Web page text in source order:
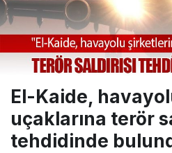
El-Kaide,
uçaklarına terör
tehdidinde